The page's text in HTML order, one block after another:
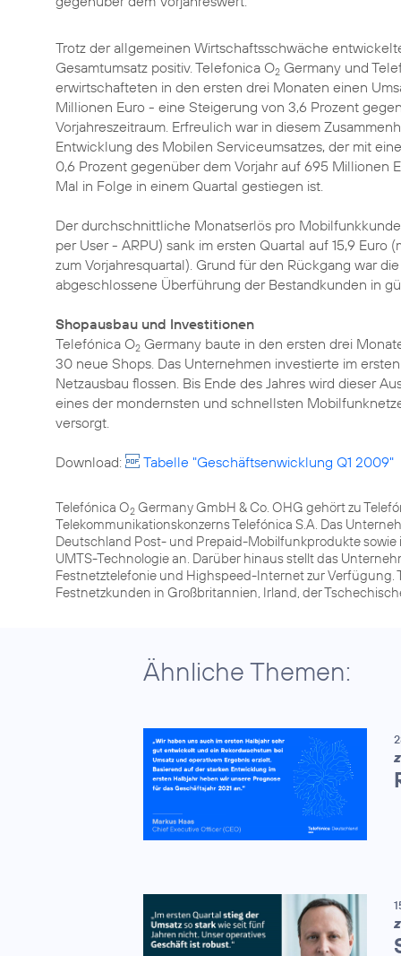
Trotz der allgemeinen Wirtschaftsschwäche
Gesamtumsatz positiv. Telefonica O2 Germany und
erwirtschafteten in den ersten drei Monaten einen
Millionen Euro - eine Steigerung von 3,6 Prozent
Vorjahreszeitraum. Erfreulich war in diesem
Entwicklung des Mobilen Serviceumsatzes, der mit
0,6 Prozent gegenüber dem Vorjahr auf 695 Millionen
Mal in Folge in einem Quartal gestiegen ist.
Der durchschnittliche Monatserlös pro
per User - ARPU) sank im ersten Quartal auf 15,9 Euro
zum Vorjahresquartal). Grund für den Rückgang war
abgeschlossene Überführung der Bestandkunden in
Shopausbau und Investitionen
Telefónica O2 Germany baute in den ersten drei
30 neue Shops. Das Unternehmen investierte im
Netzausbau flossen. Bis Ende des Jahres wird dieser
eines der mondernsten und schnellsten
versorgt.
Download: Tabelle "Geschäftsenwicklung Q1 2009"
Telefónica O2 Germany GmbH & Co. OHG gehört zu
Telekommunikationskonzerns Telefónica S.A. Das
Deutschland Post- und Prepaid-Mobilfunkprodukte
UMTS-Technologie an. Darüber hinaus stellt das
Festnetztelefonie und Highspeed-Internet zur
Festnetzkunden in Großbritannien, Irland, der
Ähnliche Themen: